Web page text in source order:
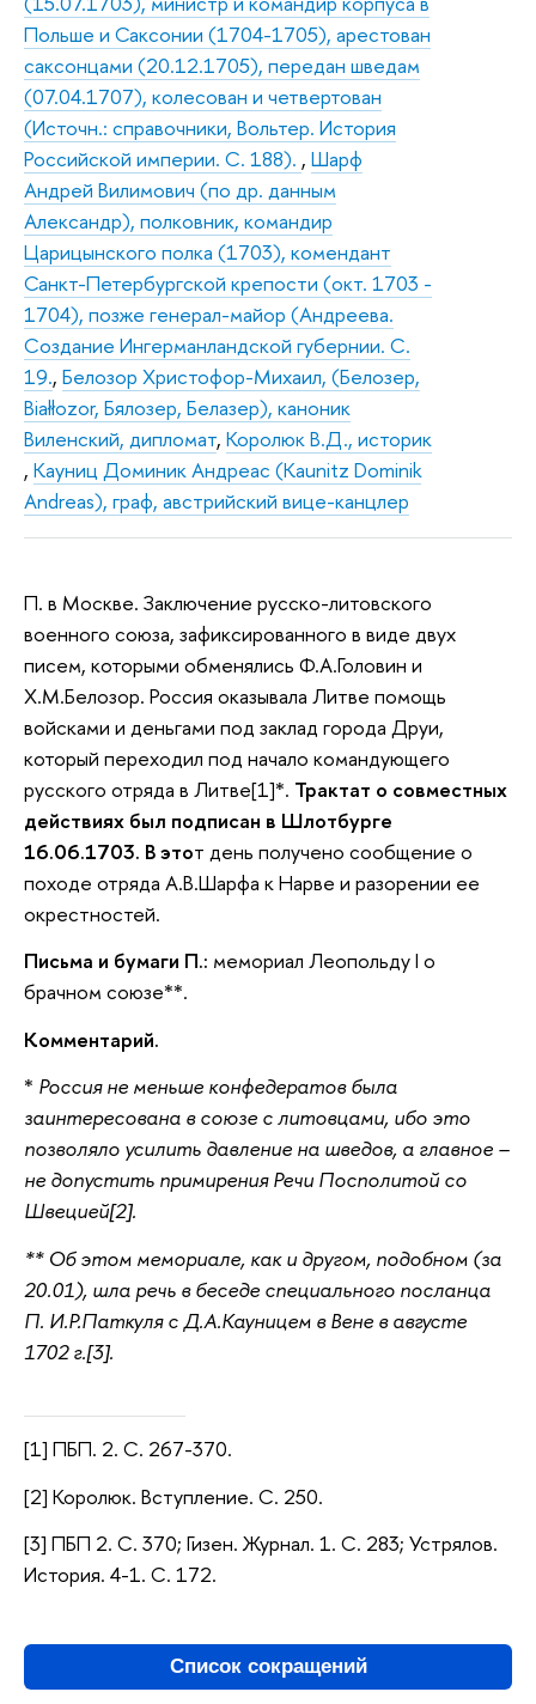
Польше и Саксонии (1704-1705), арестован
саксонцами (20.12.1705), передан шведам
(07.04.1707), колесован и четвертован
(Источн.: справочники, Вольтер. История
Российской империи. С. 188). , Шарф
Андрей Вилимович (по др. данным
Александр), полковник, командир
Царицынского полка (1703), комендант
Санкт-Петербургской крепости (окт. 1703 -
1704), позже генерал-майор (Андреева.
Создание Ингерманландской губернии. С.
19., Белозор Христофор-Михаил, (Белозер,
Białłozor, Бялозер, Белазер), каноник
Виленский, дипломат, Королюк В.Д., историк
, Кауниц Доминик Андреас (Kaunitz Dominik
Andreas), граф, австрийский вице-канцлер
П. в Москве. Заключение русско-литовского
военного союза, зафиксированного в виде двух
писем, которыми обменялись Ф.А.Головин и
Х.М.Белозор. Россия оказывала Литве помощь
войсками и деньгами под заклад города Друи,
который переходил под начало командующего
русского отряда в Литве[1]*. Трактат о совместных
действиях был подписан в Шлотбурге
16.06.1703. В этот день получено сообщение о
походе отряда А.В.Шарфа к Нарве и разорении ее
окрестностей.
Письма и бумаги П.: мемориал Леопольду I о
брачном союзе**.
Комментарий.
* Россия не меньше конфедератов была
заинтересована в союзе с литовцами, ибо это
позволяло усилить давление на шведов, а главное –
не допустить примирения Речи Посполитой со
Швецией[2].
** Об этом мемориале, как и другом, подобном (за
20.01), шла речь в беседе специального посланца
П. И.Р.Паткуля с Д.А.Кауницем в Вене в августе
1702 г.[3].
[1] ПБП. 2. С. 267-370.
[2] Королюк. Вступление. С. 250.
[3] ПБП 2. С. 370; Гизен. Журнал. 1. С. 283; Устрялов.
История. 4-1. С. 172.
Список сокращений